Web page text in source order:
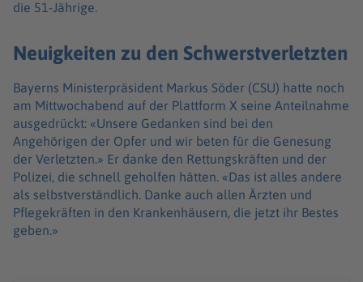
die 51-Jährige.
Neuigkeiten zu den Schwerstverletzten
Bayerns Ministerpräsident Markus Söder (CSU) hatte noch
am Mittwochabend auf der Plattform X seine Anteilnahme
ausgedrückt: «Unsere Gedanken sind bei den
Angehörigen der Opfer und wir beten für die Genesung
der Verletzten.» Er danke den Rettungskräften und der
Polizei, die schnell geholfen hätten. «Das ist alles andere
als selbstverständlich. Danke auch allen Ärzten und
Pflegekräften in den Krankenhäusern, die jetzt ihr Bestes
geben.»